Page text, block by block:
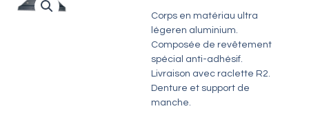
Corps en matériau ultra
légeren aluminium.
Composée de revêtement
spécial anti-adhésif.
Livraison avec raclette R2.
Denture et support de
manche.